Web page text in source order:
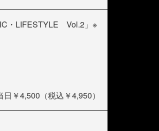
・LIFESTYLE Vol.2」※
￥4,500（税込￥4,950）